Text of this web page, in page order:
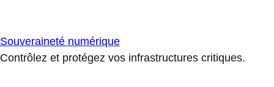
Souveraineté numérique
Contrôlez et protégez vos infrastructures critiques.